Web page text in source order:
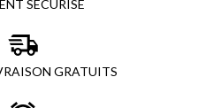
SÉCURISÉ
GRATUITS